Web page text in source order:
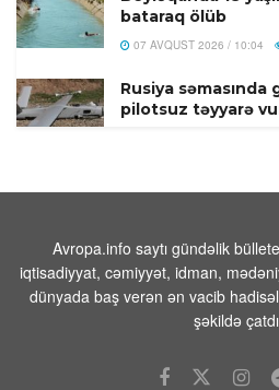
bataraq ölüb
07 AVQUST 2026 / 10:04
Rusiya
pilotsuz təyyarə
Qapalı Səhifədir”
07 AVQUST 2026 / 9:26
obyekti PUA
07 AVQUST 2026 / 9:21
Avropa.info saytı gündəlik
iqtisadiyyat, cəmiyyət, idman,
dünyada baş verən ən vacib
şəkildə